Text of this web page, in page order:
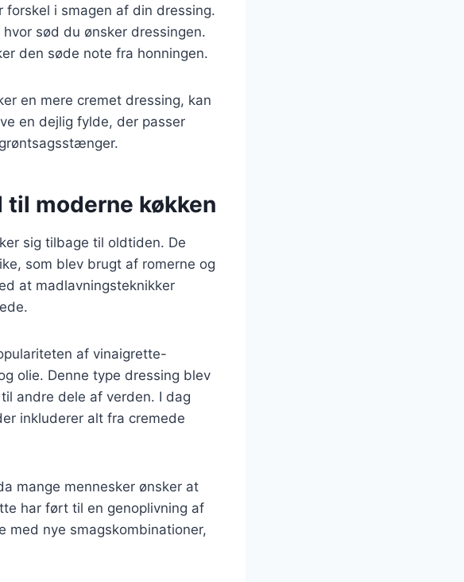
i smagen af din dressing.
sød du ønsker dressingen.
den søde note fra honningen.
en mere cremet dressing, kan
en dejlig fylde, der passer
moderne køkken
sig tilbage til oldtiden. De
som blev brugt af romerne og
at madlavningsteknikker
af vinaigrette-
olie. Denne type dressing blev
andre dele af verden. I dag
inkluderer alt fra cremede
mange mennesker ønsker at
har ført til en genoplivning af
med nye smagskombinationer,